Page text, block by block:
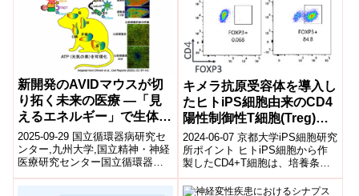
ことを...
新開発のAVIDマウスが切
り拓く未来の医療 ―「見
えるエネルギー」で生体機
能と病気の予兆を捉える
― ～ 医療・健康・食品・
スポーツなどあらゆる分野
で応用期待 ～
2025-09-29 国立循環器病研究セ
ンター,九州大学,国立精神・神経
医療研究センター国立循環器病
キメラ抗原受容体を導入し
たヒトiPS細胞由来のCD4
陽性制御性T細胞(Treg)様
細胞はマウス異種移植モデ
ルにおいてGVHDを制御す
る
2024-06-07 京都大学iPS細胞研究
所ポイント ヒトiPS細胞から作
製したCD4+T細胞は、培養条件
を最適化することで制御性T細胞
(Treg)注1)に特...